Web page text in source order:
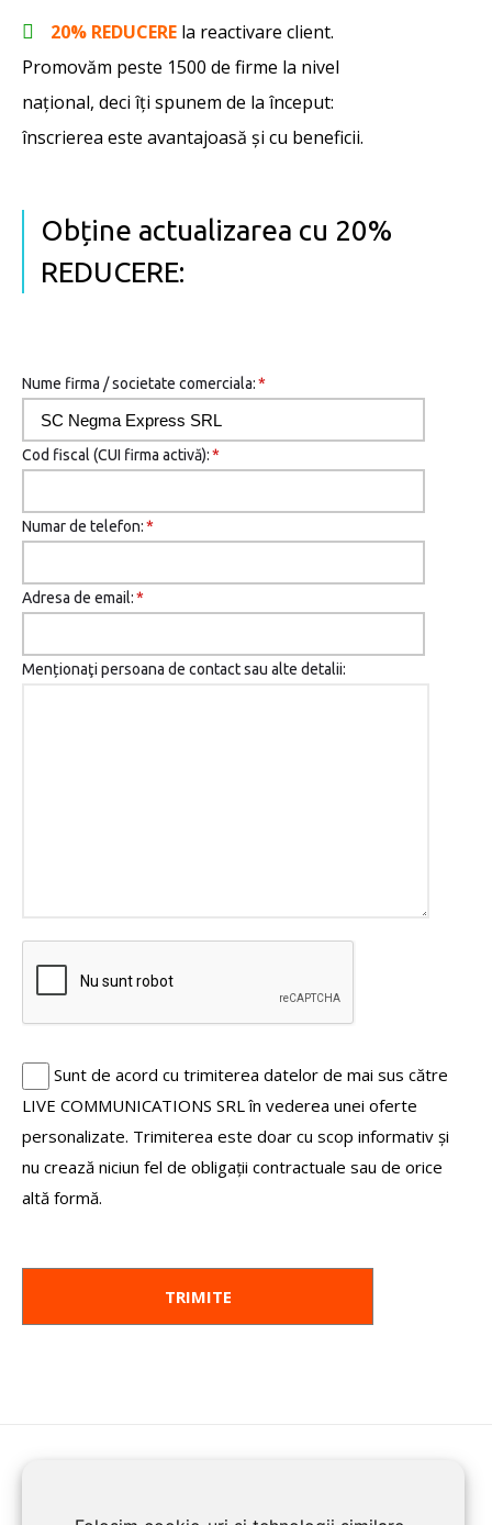
20% REDUCERE la reactivare client.
Promovăm peste 1500 de firme la nivel
național, deci îţi spunem de la început:
înscrierea este avantajoasă şi cu beneficii.
Obține actualizarea cu 20%
REDUCERE:
Nume firma / societate comerciala:*
Cod fiscal (CUI firma activă):*
Numar de telefon:*
Adresa de email:*
Menționaţi persoana de contact sau alte detalii:
Sunt de acord cu trimiterea datelor de mai sus către
LIVE COMMUNICATIONS SRL în vederea unei oferte
personalizate. Trimiterea este doar cu scop informativ și
nu crează niciun fel de obligații contractuale sau de orice
altă formă.